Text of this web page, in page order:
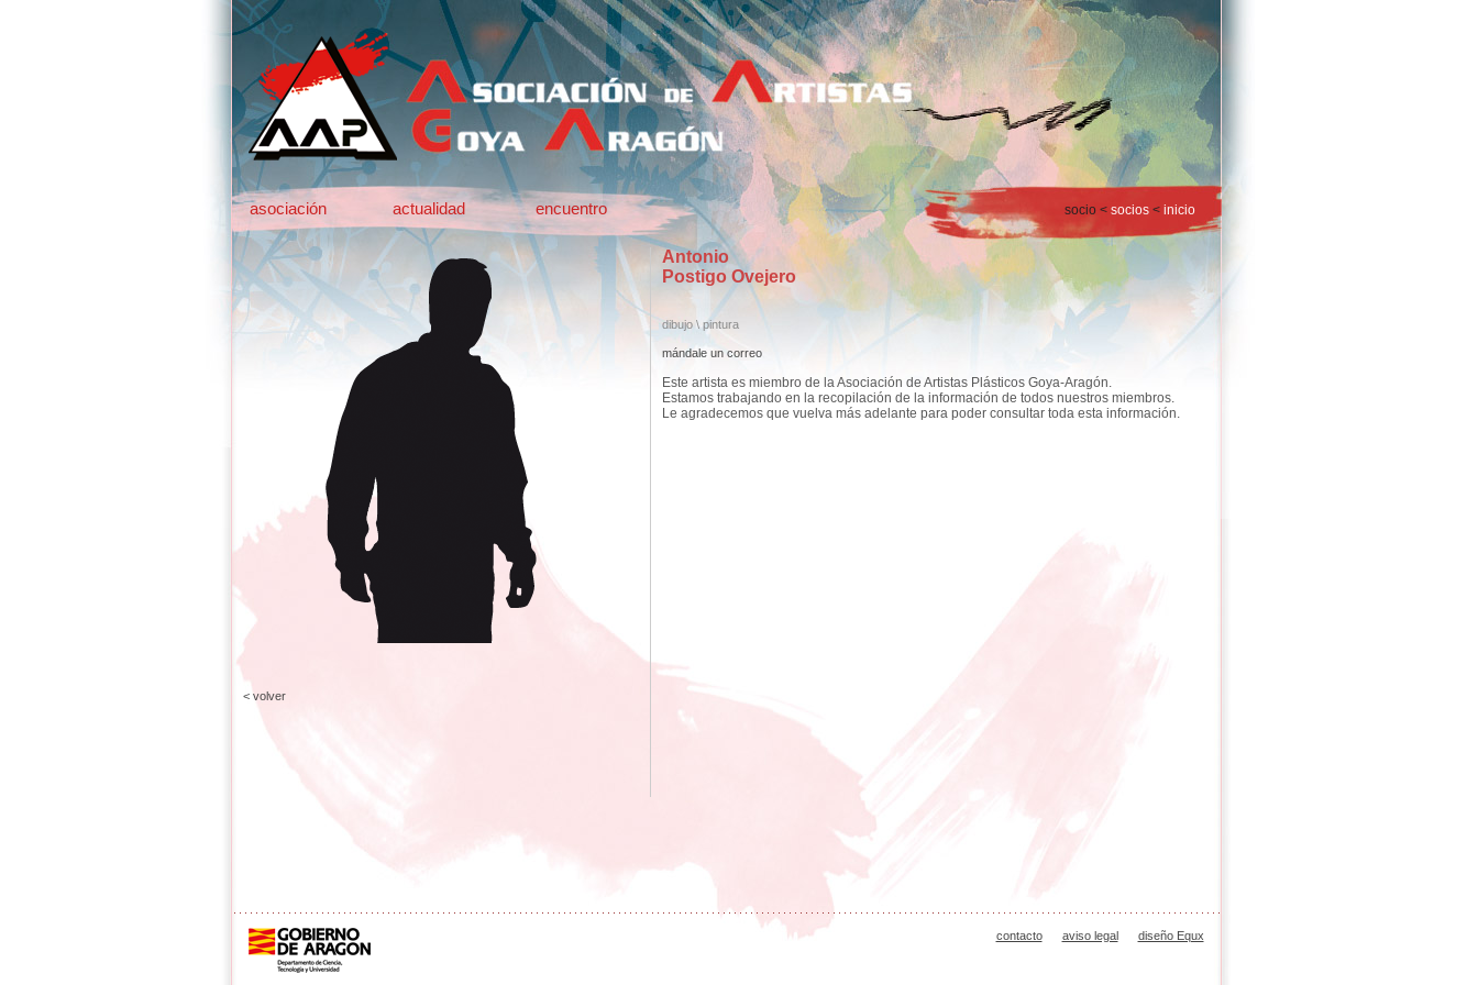
asociación actualidad encuentro socio < socios< inicio
< volver
Antonio
Postigo Ovejero
dibujo \ pintura
mándale un correo
Este artista es miembro de la Asociación de Artistas Plásticos Goya-Aragón.
Estamos trabajando en la recopilación de la información de todos nuestros miembros.
Le agradecemos que vuelva más adelante para poder consultar toda esta información.
contacto aviso legal diseño Equx